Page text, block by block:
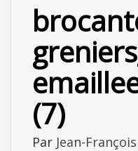
(7)
Par Jean-François